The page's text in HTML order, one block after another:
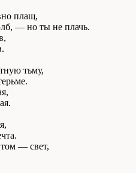
плащ,
— но ты не плачь.
тьму,
— свет,